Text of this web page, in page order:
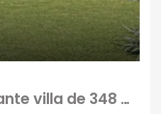
En vente une élégante villa de 348 m² édifiée sur un terrain de 1 216 m² à Pointe d’Esny Le Village Maurice